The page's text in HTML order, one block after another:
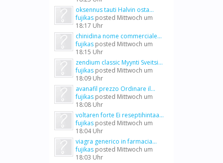
oksennus tauti Halvin osta...
fujikas posted Mittwoch um
18:17 Uhr
chinidina nome commerciale...
fujikas posted Mittwoch um
18:15 Uhr
zendium classic Myynti Sveitsi...
fujikas posted Mittwoch um
18:09 Uhr
avanafil prezzo Ordinare il...
fujikas posted Mittwoch um
18:08 Uhr
voltaren forte Ei reseptihintaa...
fujikas posted Mittwoch um
18:04 Uhr
viagra generico in farmacia...
fujikas posted Mittwoch um
18:03 Uhr